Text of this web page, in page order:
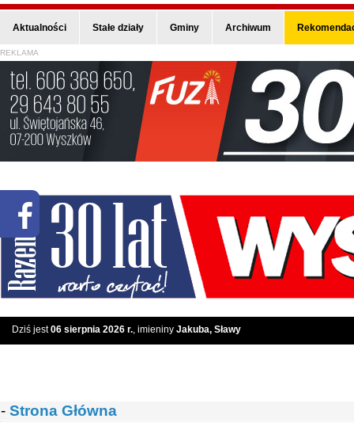
Aktualności Stałe działy Gminy Archiwum
REKLAMA
Dziś jest06 sierpnia 2026 r., imieniny Jakuba, Sławy
- Strona Główna